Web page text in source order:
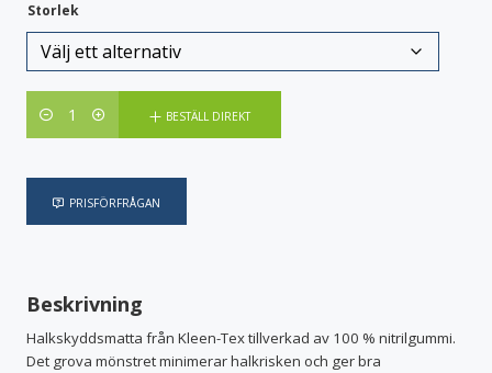
Storlek
BESTÄLL DIREKT
PRISFÖRFRÅGAN
Beskrivning
Halkskyddsmatta från Kleen-Tex tillverkad av 100 % nitrilgummi.
Det grova mönstret minimerar halkrisken och ger bra